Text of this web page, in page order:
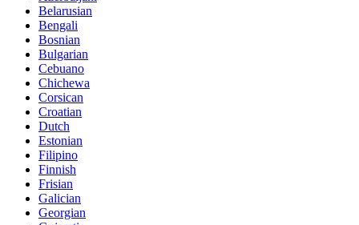
Belarusian
Bengali
Bosnian
Bulgarian
Cebuano
Chichewa
Corsican
Croatian
Dutch
Estonian
Filipino
Finnish
Frisian
Galician
Georgian